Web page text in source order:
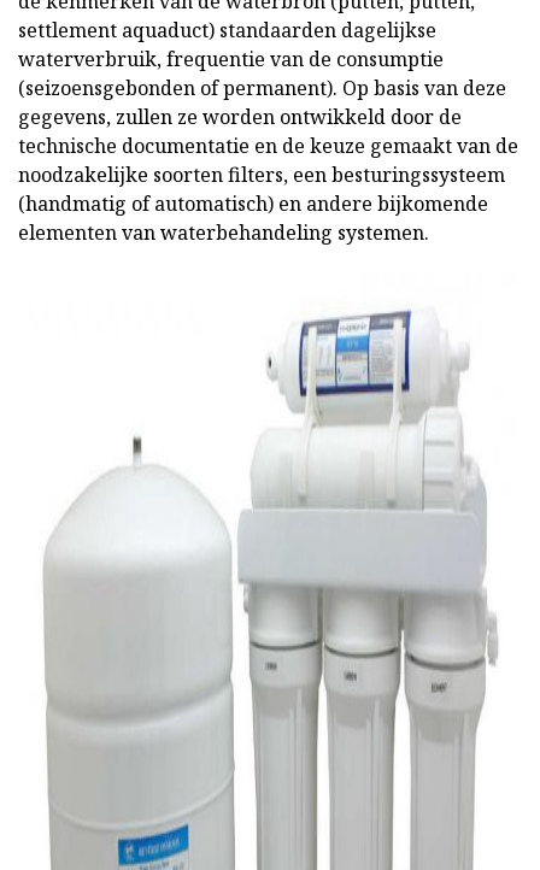
settlement aquaduct) standaarden dagelijkse
waterverbruik, frequentie van de consumptie
(seizoensgebonden of permanent). Op basis van deze
gegevens, zullen ze worden ontwikkeld door de
technische documentatie en de keuze gemaakt van de
noodzakelijke soorten filters, een besturingssysteem
(handmatig of automatisch) en andere bijkomende
elementen van waterbehandeling systemen.